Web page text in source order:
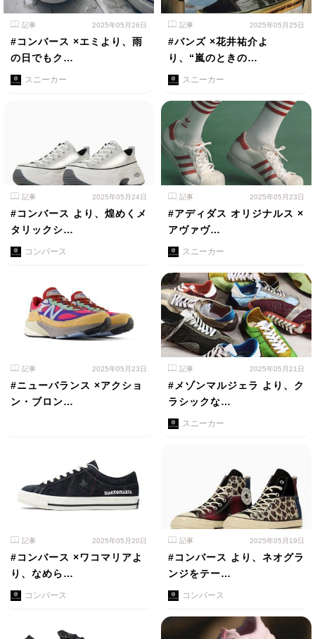
記事 2025年05月26日
#コンバース ×エミより、雨
の日でもク…
スニーカー
記事 2025年05月25日
#バンズ ×花井祐介よ
り、“嵐のときの…
スニーカー
記事 2025年05月24日
#コンバース より、煌めくメ
タリックシ…
コンバース
記事 2025年05月23日
#アディダス オリジナルス ×
アヴァヴ…
スニーカー
記事 2025年05月23日
#ニューバランス ×アクショ
ン・ブロン…
記事 2025年05月21日
#メゾンマルジェラ より、ク
ラシックな…
スニーカー
記事 2025年05月20日
#コンバース ×ワコマリアよ
り、なめら…
コンバース
記事 2025年05月19日
#コンバース より、ネオグラ
ンジをテー…
コンバース